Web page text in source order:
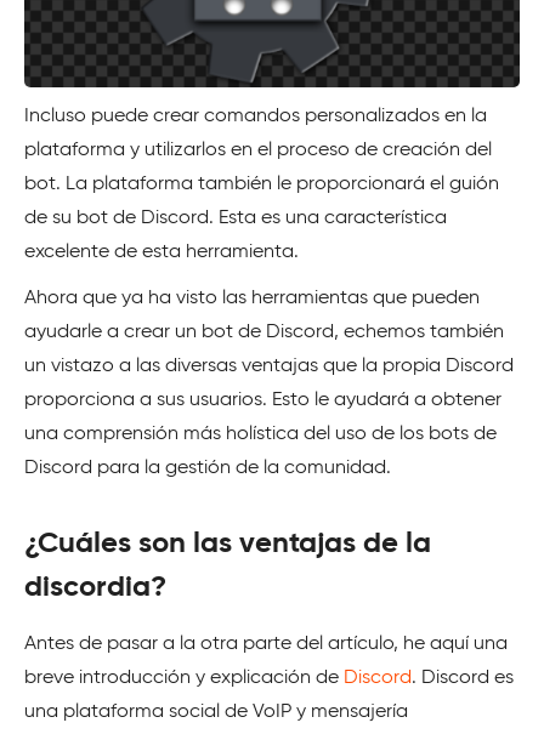
Incluso puede crear comandos personalizados en la
plataforma y utilizarlos en el proceso de creación del
bot. La plataforma también le proporcionará el guión
de su bot de Discord. Esta es una característica
excelente de esta herramienta.
Ahora que ya ha visto las herramientas que pueden
ayudarle a crear un bot de Discord, echemos también
un vistazo a las diversas ventajas que la propia Discord
proporciona a sus usuarios. Esto le ayudará a obtener
una comprensión más holística del uso de los bots de
Discord para la gestión de la comunidad.
¿Cuáles son las ventajas de la
discordia?
Antes de pasar a la otra parte del artículo, he aquí una
breve introducción y explicación de Discord. Discord es
una plataforma social de VoIP y mensajería